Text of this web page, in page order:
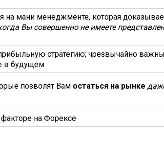
на мани менеджменте, которая
Вы совершенно не имеете
стратегию; чрезвычайно
в будущем
позволят Вам остаться на рынке
на Форексе